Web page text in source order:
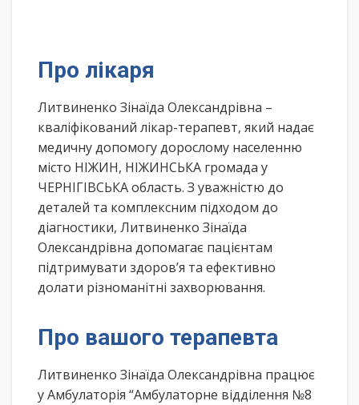
Про лікаря
Литвиненко Зінаїда Олександрівна –
кваліфікований лікар-терапевт, який надає
медичну допомогу дорослому населенню
місто НІЖИН, НІЖИНСЬКА громада у
ЧЕРНІГІВСЬКА область. З уважністю до
деталей та комплексним підходом до
діагностики, Литвиненко Зінаїда
Олександрівна допомагає пацієнтам
підтримувати здоров’я та ефективно
долати різноманітні захворювання.
Про вашого терапевта
Литвиненко Зінаїда Олександрівна працює
у Амбулаторія “Амбулаторне відділення №8